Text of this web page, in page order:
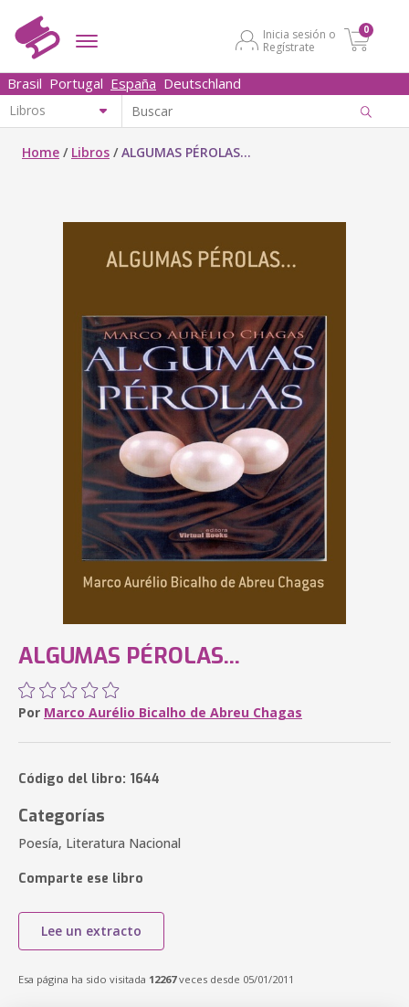
Inicia sesión o
Regístrate
0
Brasil Portugal España Deutschland
Home / Libros /ALGUMAS PÉROLAS...
ALGUMAS PÉROLAS...
Por Marco Aurélio Bicalho de Abreu Chagas
Código del libro: 1644
Categorías
Poesía, Literatura Nacional
Comparte ese libro
Lee un extracto
Esa página ha sido visitada 12267veces desde 05/01/2011